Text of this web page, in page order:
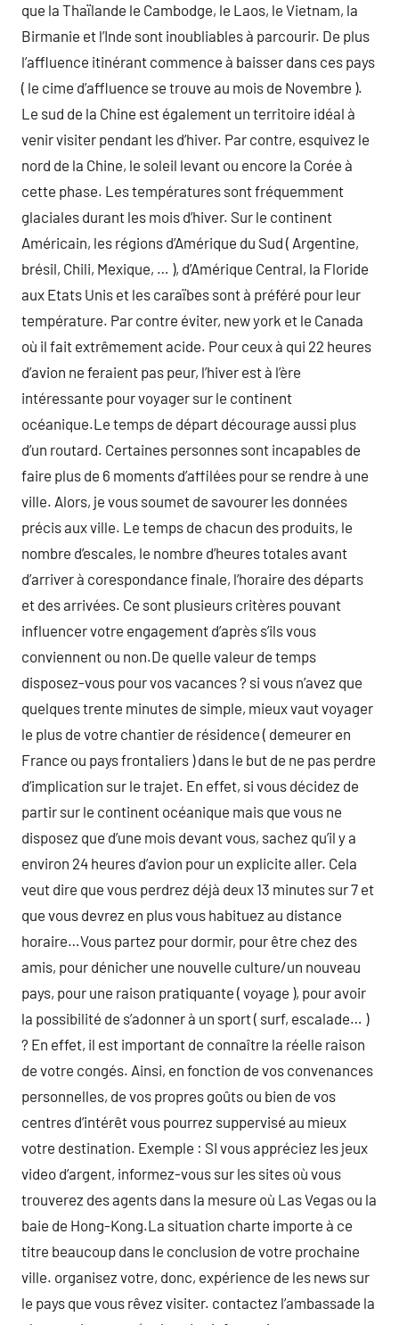
que la Thaïlande le Cambodge, le Laos, le Vietnam, la
Birmanie et l’Inde sont inoubliables à parcourir. De plus
l’affluence itinérant commence à baisser dans ces pays
( le cime d’affluence se trouve au mois de Novembre ).
Le sud de la Chine est également un territoire idéal à
venir visiter pendant les d’hiver. Par contre, esquivez le
nord de la Chine, le soleil levant ou encore la Corée à
cette phase. Les températures sont fréquemment
glaciales durant les mois d’hiver. Sur le continent
Américain, les régions d’Amérique du Sud ( Argentine,
brésil, Chili, Mexique, … ), d’Amérique Central, la Floride
aux Etats Unis et les caraïbes sont à préféré pour leur
température. Par contre éviter, new york et le Canada
où il fait extrêmement acide. Pour ceux à qui 22 heures
d’avion ne feraient pas peur, l’hiver est à l’ère
intéressante pour voyager sur le continent
océanique.Le temps de départ décourage aussi plus
d’un routard. Certaines personnes sont incapables de
faire plus de 6 moments d’affilées pour se rendre à une
ville. Alors, je vous soumet de savourer les données
précis aux ville. Le temps de chacun des produits, le
nombre d’escales, le nombre d’heures totales avant
d’arriver à corespondance finale, l’horaire des départs
et des arrivées. Ce sont plusieurs critères pouvant
influencer votre engagement d’après s’ils vous
conviennent ou non.De quelle valeur de temps
disposez-vous pour vos vacances ? si vous n’avez que
quelques trente minutes de simple, mieux vaut voyager
le plus de votre chantier de résidence ( demeurer en
France ou pays frontaliers ) dans le but de ne pas perdre
d’implication sur le trajet. En effet, si vous décidez de
partir sur le continent océanique mais que vous ne
disposez que d’une mois devant vous, sachez qu’il y a
environ 24 heures d’avion pour un explicite aller. Cela
veut dire que vous perdrez déjà deux 13 minutes sur 7 et
que vous devrez en plus vous habituez au distance
horaire…Vous partez pour dormir, pour être chez des
amis, pour dénicher une nouvelle culture/un nouveau
pays, pour une raison pratiquante ( voyage ), pour avoir
la possibilité de s’adonner à un sport ( surf, escalade… )
? En effet, il est important de connaître la réelle raison
de votre congés. Ainsi, en fonction de vos convenances
personnelles, de vos propres goûts ou bien de vos
centres d’intérêt vous pourrez suppervisé au mieux
votre destination. Exemple : SI vous appréciez les jeux
video d’argent, informez-vous sur les sites où vous
trouverez des agents dans la mesure où Las Vegas ou la
baie de Hong-Kong.La situation charte importe à ce
titre beaucoup dans le conclusion de votre prochaine
ville. organisez votre, donc, expérience de les news sur
le pays que vous rêvez visiter. contactez l’ambassade la